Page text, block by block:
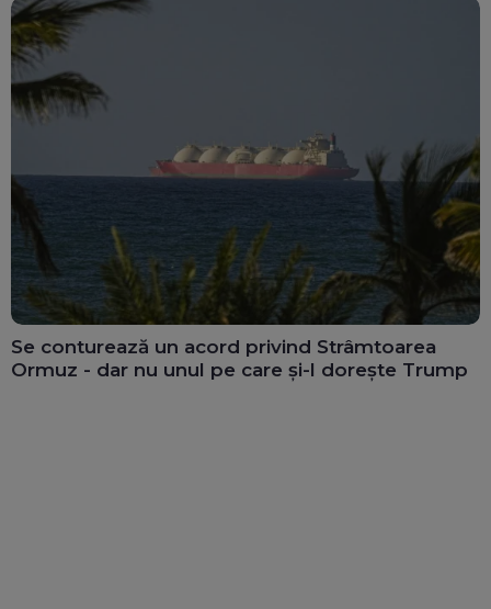
Se conturează un acord privind Strâmtoarea
Ormuz - dar nu unul pe care și-l dorește Trump